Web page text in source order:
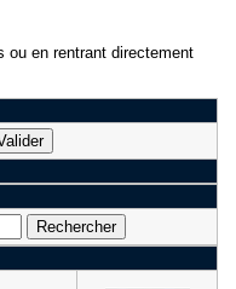
ou en rentrant directement